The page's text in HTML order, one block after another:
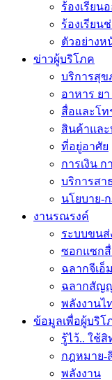
ร้องเรียน
ร้องเรียน
ตัวอย่างห
ข่าวผู้บริโภค
บริการสุข
อาหาร ย
สื่อและโ
สินค้าและ
ที่อยู่อาศัย
การเงิน
บริการสา
นโยบาย-
งานรณรงค์
ระบบขน
ซอกแซกสื่
ฉลากจีเอ็
ฉลากสัญ
พลังงานไ
ข้อมูลเพื่อผู้บริโ
รู้ไว้.. ใช้สิ
กฎหมาย-
พลังงาน